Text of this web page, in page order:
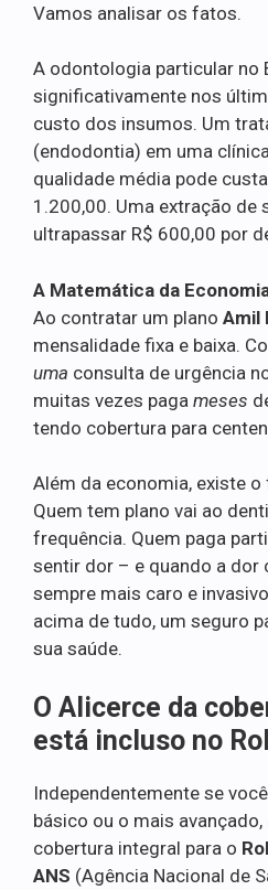
Vamos analisar os fatos.
A odontologia particular no
significativamente nos
custo dos insumos. Um
(endodontia) em uma
qualidade média pode
1.200,00. Uma extração de
ultrapassar R$ 600,00 por
A Matemática da
Ao contratar um plano Amil
mensalidade fixa e baixa.
uma consulta de urgência
muitas vezes paga meses
tendo cobertura para
Além da economia, existe
Quem tem plano vai ao
frequência. Quem paga
sentir dor – e quando a dor
sempre mais caro e
acima de tudo, um seguro
sua saúde.
O Alicerce da
está incluso no
Independentemente se
básico ou o mais
cobertura integral para o
ANS (Agência Nacional de